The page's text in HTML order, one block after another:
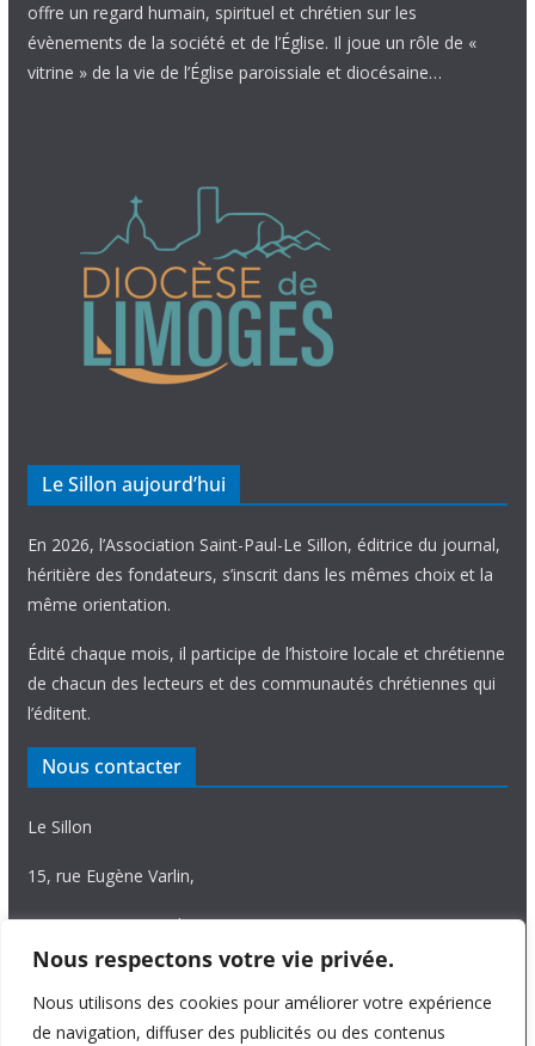
Nous respectons votre vie privée.
Nous utilisons des cookies pour améliorer votre expérience
de navigation, diffuser des publicités ou des contenus
offre un regard humain, spirituel et chrétien sur les
évènements de la société et de l’Église. Il joue un rôle de «
vitrine » de la vie de l’Église paroissiale et diocésaine…
Le Sillon aujourd’hui
En 2026, l’Association Saint-Paul-Le Sillon, éditrice du journal,
héritière des fondateurs, s’inscrit dans les mêmes choix et la
même orientation.
Édité chaque mois, il participe de l’histoire locale et chrétienne
de chacun des lecteurs et des communautés chrétiennes qui
l’éditent.
Nous contacter
Le Sillon
15, rue Eugène Varlin,
87036 Limoges Cedex.
Tél. 05 55 06 14 15
Nous écrire